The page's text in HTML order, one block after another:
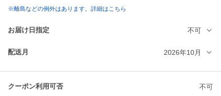
※離島などの例外はあります。詳細はこちら
お届け日指定 不可
配送月 2026年10月
クーポン利用可否 不可